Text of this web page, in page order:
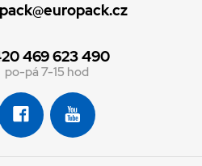
469 623 490
po-pá 7-15 hod